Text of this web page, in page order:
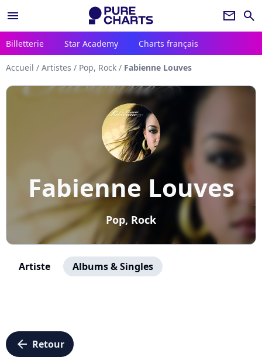
menu newsletter search
Billetterie Star Academy Charts français
Accueil / Artistes / Pop, Rock / Fabienne Louves
Fabienne Louves
Pop, Rock
Artiste Albums & Singles
arrow_left Retour